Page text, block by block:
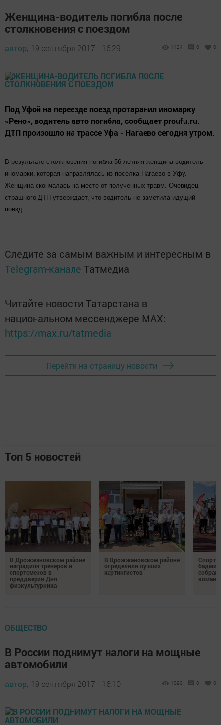
Женщина-водитель погибла после
столкновения с поездом
автор, 19 сентября 2017 - 16:29 1124 0 0
Под Уфой на переезде поезд протаранил иномарку
«Рено», водитель авто погибла, сообщает proufu.ru.
ДТП произошло на трассе Уфа - Нагаево сегодня утром.
В результате столкновения погибла 56-летняя женщина-водитель
иномарки, которая направлялась из поселка Нагаево в Уфу.
Женщина скончалась на месте от полученных травм. Очевидец
страшного ДТП утверждает, что водитель не заметила идущий
поезд.
Следите за самым важным и интересным в
Telegram-канале Татмедиа
Читайте новости Татарстана в
национальном мессенджере MАХ:
https://max.ru/tatmedia
Перейти на страницу новости
Топ 5 новостей
В Дрожжановском районе
наградили тренеров и
спортсменов в
преддверии Дня
физкультурника
В Дрожжановском районе
определили лучших
картингистов
ОБЩЕСТВО
В России поднимут налоги на мощные
автомобили
автор, 19 сентября 2017 - 16:10 1090 0 0